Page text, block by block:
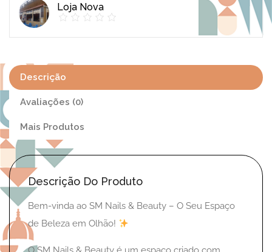
Loja Nova
Descrição
Avaliações (0)
Mais Produtos
Descrição Do Produto
Bem-vinda ao SM Nails & Beauty – O Seu Espaço
de Beleza em Olhão!